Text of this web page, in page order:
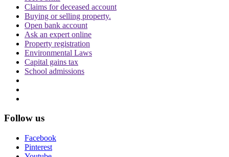
को ऐसे पोस्ट हटाने होंगे
दिवाली पर Delhi-NCR के लोग फोड़ सकेंगे पटाखें,
Claims for deceased account
Buying or selling property.
Open bank account
Ask an expert online
Property registration
Environmental Laws
Capital gains tax
School admissions
Follow us
Facebook
Pinterest